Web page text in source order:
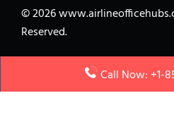
© 2026
Reserved.
Call Now: +1-